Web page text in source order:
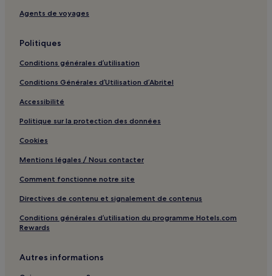
Bhat : hôtels
Saraspur : hôtels
Prahlad Nagar : hôtels
Gujarat : hôtels Hôtels avec parking
Agents de voyages
Politiques
Conditions générales d’utilisation
Conditions Générales d’Utilisation d’Abritel
Accessibilité
Politique sur la protection des données
Cookies
Mentions légales / Nous contacter
Comment fonctionne notre site
Directives de contenu et signalement de contenus
Conditions générales d’utilisation du programme Hotels.com
Rewards
Autres informations